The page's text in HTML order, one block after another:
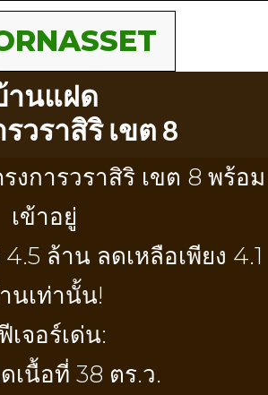
านแฝด
วราสิริ เขต 8
งการวราสิริ เขต 8 พร้อม
เข้าอยู่
ล้าน ลดเหลือเพียง 4.1
นเท่านั้น!
เจอร์เด่น:
เนื้อที่ 38 ตร.ว.